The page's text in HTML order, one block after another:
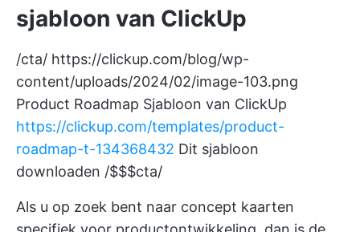
sjabloon van ClickUp
/cta/ https://clickup.com/blog/wp-
content/uploads/2024/02/image-103.png
Product Roadmap Sjabloon van ClickUp
https://clickup.com/templates/product-
roadmap-t-134368432 Dit sjabloon
downloaden /$$$cta/
Als u op zoek bent naar concept kaarten